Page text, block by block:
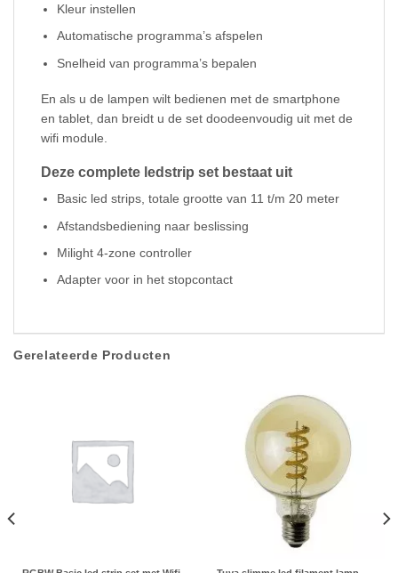
Kleur instellen
Automatische programma’s afspelen
Snelheid van programma’s bepalen
En als u de lampen wilt bedienen met de smartphone
en tablet, dan breidt u de set doodeenvoudig uit met de
wifi module.
Deze complete ledstrip set bestaat uit
Basic led strips, totale grootte van 11 t/m 20 meter
Afstandsbediening naar beslissing
Milight 4-zone controller
Adapter voor in het stopcontact
Gerelateerde Producten